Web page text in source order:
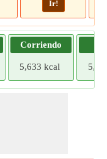
Ir!
Corriendo
5,633 kcal